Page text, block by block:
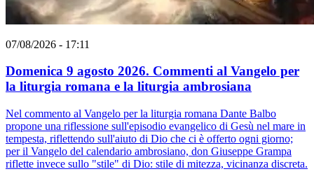
07/08/2026 - 17:11
Domenica 9 agosto 2026. Commenti al Vangelo per
la liturgia romana e la liturgia ambrosiana
Nel commento al Vangelo per la liturgia romana Dante Balbo
propone una riflessione sull'episodio evangelico di Gesù nel mare in
tempesta, riflettendo sull'aiuto di Dio che ci è offerto ogni giorno;
per il Vangelo del calendario ambrosiano, don Giuseppe Grampa
riflette invece sullo "stile" di Dio: stile di mitezza, vicinanza discreta.